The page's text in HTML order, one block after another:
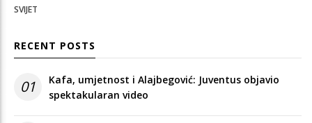
SVIJET
RECENT POSTS
01
Kafa, umjetnost i Alajbegović: Juventus objavio
spektakularan video